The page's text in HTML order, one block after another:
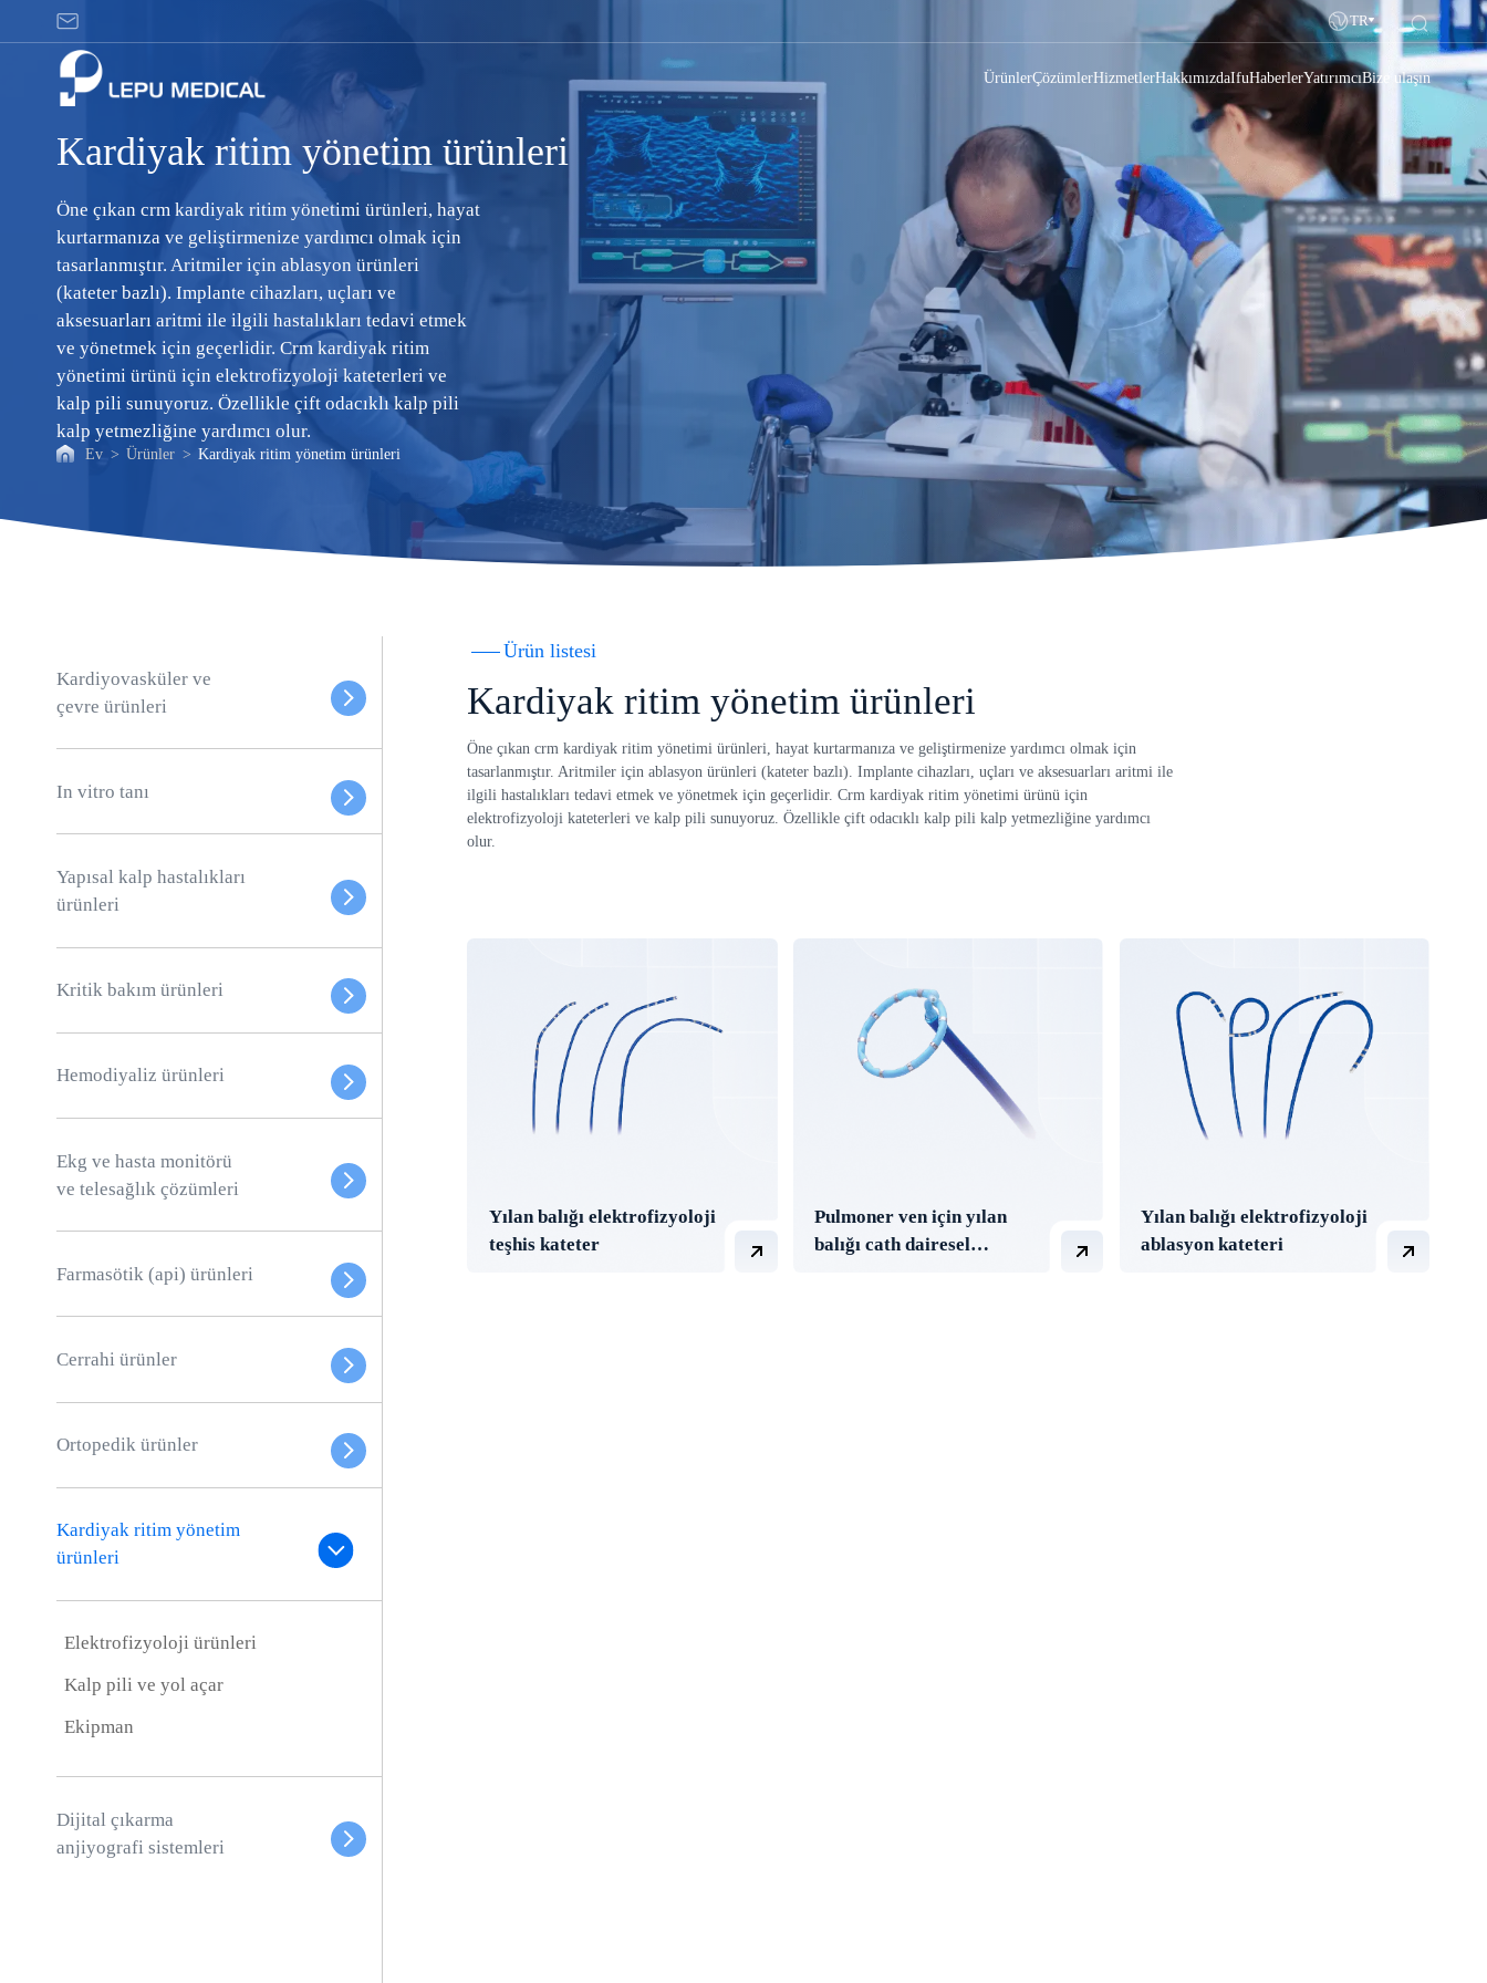
Kardiyak
ritim
yönetim
ürünleri
TR
ÜrünlerÇözümlerHizmetlerHakkımızdaIfuHaberlerYatırımcıBize ulaşın
Kardiyak ritim yönetim ürünleri
Öne çıkan crm kardiyak ritim yönetimi ürünleri, hayat
kurtarmanıza ve geliştirmenize yardımcı olmak için
tasarlanmıştır. Aritmiler için ablasyon ürünleri
(kateter bazlı). Implante cihazları, uçları ve
aksesuarları aritmi ile ilgili hastalıkları tedavi etmek
ve yönetmek için geçerlidir. Crm kardiyak ritim
yönetimi ürünü için elektrofizyoloji kateterleri ve
kalp pili sunuyoruz. Özellikle çift odacıklı kalp pili
kalp yetmezliğine yardımcı olur.
Ev > Ürünler > Kardiyak ritim yönetim ürünleri
Kardiyovasküler ve
çevre ürünleri
In vitro tanı
Yapısal kalp hastalıkları
ürünleri
Kritik bakım ürünleri
Hemodiyaliz ürünleri
Ekg ve hasta monitörü
ve telesağlık çözümleri
Farmasötik (api) ürünleri
Cerrahi ürünler
Ortopedik ürünler
Kardiyak ritim yönetim
ürünleri
Elektrofizyoloji ürünleri
Kalp pili ve yol açar
Ekipman
Dijital çıkarma
anjiyografi sistemleri
Ürün listesi
Kardiyak ritim yönetim ürünleri
Öne çıkan crm kardiyak ritim yönetimi ürünleri, hayat kurtarmanıza ve geliştirmenize yardımcı olmak için
tasarlanmıştır. Aritmiler için ablasyon ürünleri (kateter bazlı). Implante cihazları, uçları ve aksesuarları aritmi ile
ilgili hastalıkları tedavi etmek ve yönetmek için geçerlidir. Crm kardiyak ritim yönetimi ürünü için
elektrofizyoloji kateterleri ve kalp pili sunuyoruz. Özellikle çift odacıklı kalp pili kalp yetmezliğine yardımcı
olur.
Yılan balığı elektrofizyoloji
teşhis kateter
Pulmoner ven için yılan
balığı cath dairesel
Yılan balığı elektrofizyoloji
ablasyon kateteri